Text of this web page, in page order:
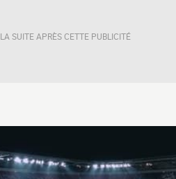
LA SUITE APRÈS CETTE PUBLICITÉ